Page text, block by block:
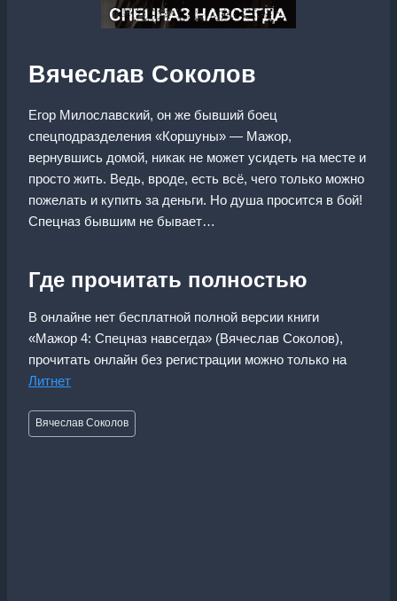
Вячеслав Соколов
Егор Милославский, он же бывший боец
спецподразделения «Коршуны» — Мажор,
вернувшись домой, никак не может усидеть на месте и
просто жить. Ведь, вроде, есть всё, чего только можно
пожелать и купить за деньги. Но душа просится в бой!
Спецназ бывшим не бывает…
Где прочитать полностью
В онлайне нет бесплатной полной версии книги
«Мажор 4: Спецназ навсегда» (Вячеслав Соколов),
прочитать онлайн без регистрации можно только на
Литнет
Метки
записи:
Вячеслав Соколов